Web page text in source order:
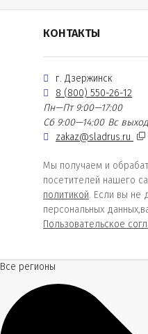
КОНТАКТЫ
г. Дзержинск
8 (800) 550-26-12
Пн—Пт 9:00—17:00
Сб 9:00—14:00 Вс
zakaz@sladrus.ru
Мы получаем и
посетителей нашего
политикой. Если вы не
персональных
Пользовательское
Все регионы